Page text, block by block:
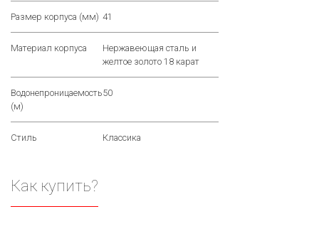
Размер корпуса (мм) 41
Материал корпуса
Нержавеющая сталь и
желтое золото 18 карат
Водонепроницаемость
(м)
50
Стиль Классика
Как купить?